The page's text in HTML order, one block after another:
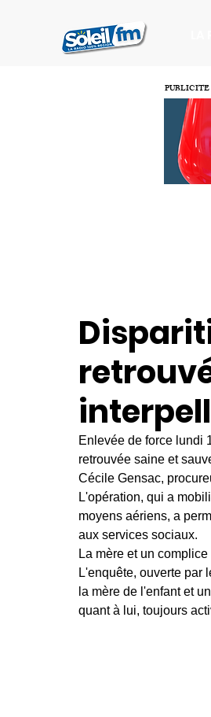
PUBLICITE
Enlevée de force lundi
retrouvée saine et
Cécile Gensac,
L'opération, qui a
moyens aériens, a
aux services sociaux.
La mère et un
L'enquête, ouverte par
la mère de l'enfant et
quant à lui, toujours